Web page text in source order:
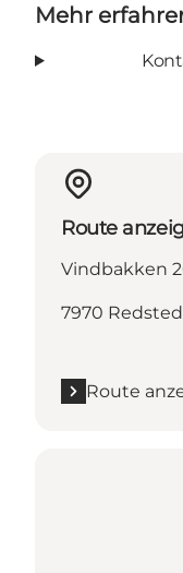
Mehr
Route
Vindbakken
7970
Route